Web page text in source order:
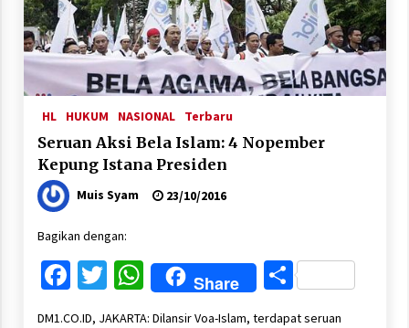
HL HUKUM NASIONAL Terbaru
Seruan Aksi Bela Islam: 4 Nopember
Kepung Istana Presiden
Muis Syam 23/10/2016
Bagikan dengan:
Facebook
Twitter
WhatsApp
Share Share
DM1.CO.ID, JAKARTA: Dilansir Voa-Islam, terdapat seruan